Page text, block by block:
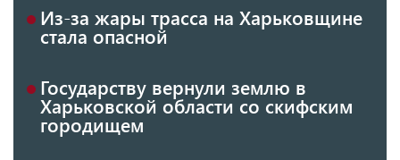
Из-за жары трасса на Харьковщине
стала опасной
Государству вернули землю в
Харьковской области со скифским
городищем